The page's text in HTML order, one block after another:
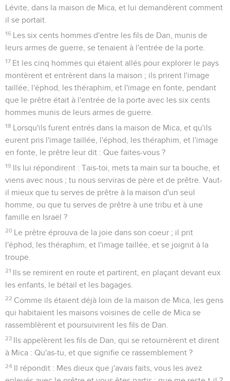
Lévite, dans la maison de Mica, et lui demandèrent comment
il se portait.
16 Les six cents hommes d'entre les fils de Dan, munis de
leurs armes de guerre, se tenaient à l'entrée de la porte.
17 Et les cinq hommes qui étaient allés pour explorer le pays
montèrent et entrèrent dans la maison ; ils prirent l'image
taillée, l'éphod, les théraphim, et l'image en fonte, pendant
que le prêtre était à l'entrée de la porte avec les six cents
hommes munis de leurs armes de guerre.
18 Lorsqu'ils furent entrés dans la maison de Mica, et qu'ils
eurent pris l'image taillée, l'éphod, les théraphim, et l'image
en fonte, le prêtre leur dit : Que faites-vous ?
19 Ils lui répondirent : Tais-toi, mets ta main sur ta bouche, et
viens avec nous ; tu nous serviras de père et de prêtre. Vaut-
il mieux que tu serves de prêtre à la maison d'un seul
homme, ou que tu serves de prêtre à une tribu et à une
famille en Israël ?
20 Le prêtre éprouva de la joie dans son coeur ; il prit
l'éphod, les théraphim, et l'image taillée, et se joignit à la
troupe.
21 Ils se remirent en route et partirent, en plaçant devant eux
les enfants, le bétail et les bagages.
22 Comme ils étaient déjà loin de la maison de Mica, les gens
qui habitaient les maisons voisines de celle de Mica se
rassemblèrent et poursuivirent les fils de Dan.
23 Ils appelèrent les fils de Dan, qui se retournèrent et dirent
à Mica : Qu'as-tu, et que signifie ce rassemblement ?
24 Il répondit : Mes dieux que j'avais faits, vous les avez